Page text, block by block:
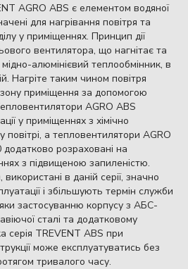
AGRO ABS є елементом водяної
для нагрівання повітря та
у приміщеннях. Принцип дії
вентилятора, що нагнітає та
алюмінієвий теплообмінник, в
Нагріте таким чином повітря
приміщення за допомогою
AGRO ABS
у приміщеннях з хімічно
а тепловентилятори AGRO
розраховані на
з підвищеною запиленістю.
в даній серії, значно
і збільшують термін служби
застосуванню корпусу з AБС-
сталі та додатковому
серія TREVENT ABS при
може експлуатуватись без
тривалого часу.